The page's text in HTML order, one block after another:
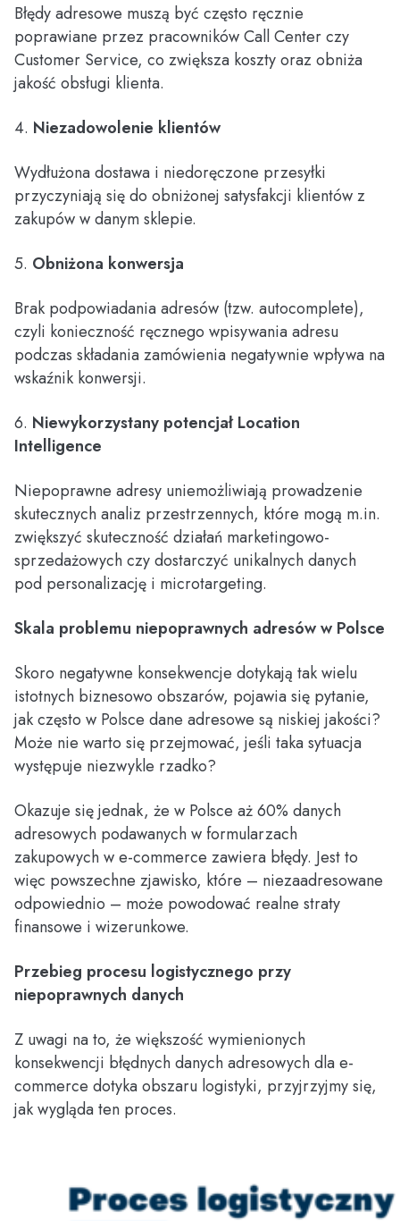
Błędy adresowe muszą być często ręcznie
poprawiane przez pracowników Call Center czy
Customer Service, co zwiększa koszty oraz obniża
jakość obsługi klienta.
4. Niezadowolenie klientów
Wydłużona dostawa i niedoręczone przesyłki
przyczyniają się do obniżonej satysfakcji klientów z
zakupów w danym sklepie.
5. Obniżona konwersja
Brak podpowiadania adresów (tzw. autocomplete),
czyli konieczność ręcznego wpisywania adresu
podczas składania zamówienia negatywnie wpływa na
wskaźnik konwersji.
6. Niewykorzystany potencjał Location
Intelligence
Niepoprawne adresy uniemożliwiają prowadzenie
skutecznych analiz przestrzennych, które mogą m.in.
zwiększyć skuteczność działań marketingowo-
sprzedażowych czy dostarczyć unikalnych danych
pod personalizację i microtargeting.
Skala problemu niepoprawnych adresów w Polsce
Skoro negatywne konsekwencje dotykają tak wielu
istotnych biznesowo obszarów, pojawia się pytanie,
jak często w Polsce dane adresowe są niskiej jakości?
Może nie warto się przejmować, jeśli taka sytuacja
występuje niezwykle rzadko?
Okazuje się jednak, że w Polsce aż 60% danych
adresowych podawanych w formularzach
zakupowych w e-commerce zawiera błędy. Jest to
więc powszechne zjawisko, które – niezaadresowane
odpowiednio – może powodować realne straty
finansowe i wizerunkowe.
Przebieg procesu logistycznego przy
niepoprawnych danych
Z uwagi na to, że większość wymienionych
konsekwencji błędnych danych adresowych dla e-
commerce dotyka obszaru logistyki, przyjrzyjmy się,
jak wygląda ten proces.